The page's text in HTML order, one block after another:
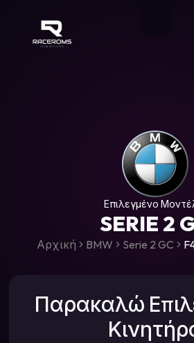
Raceroms
Επιλεγμένο
SERIE 2
Αρχική BMW Serie 2 GC
Παρακαλώ